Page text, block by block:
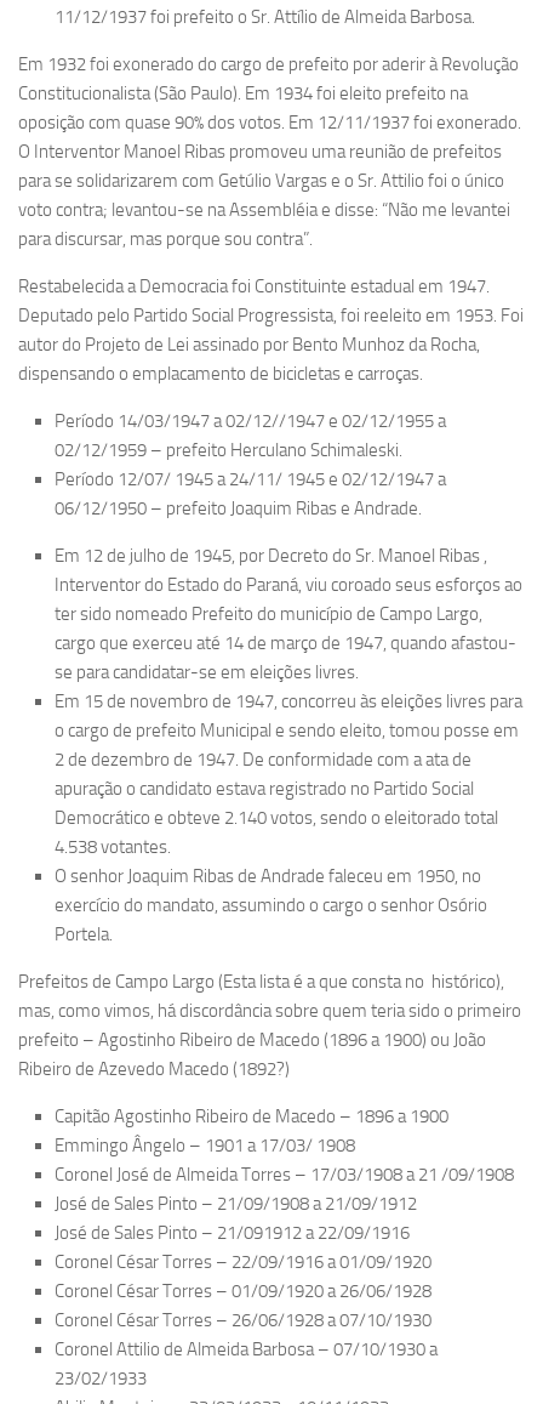
11/12/1937 foi prefeito o Sr. Attílio de Almeida Barbosa.
Em 1932 foi exonerado do cargo de prefeito por aderir à Revolução
Constitucionalista (São Paulo). Em 1934 foi eleito prefeito na
oposição com quase 90% dos votos. Em 12/11/1937 foi exonerado.
O Interventor Manoel Ribas promoveu uma reunião de prefeitos
para se solidarizarem com Getúlio Vargas e o Sr. Attilio foi o único
voto contra; levantou-se na Assembléia e disse: “Não me levantei
para discursar, mas porque sou contra”.
Restabelecida a Democracia foi Constituinte estadual em 1947.
Deputado pelo Partido Social Progressista, foi reeleito em 1953. Foi
autor do Projeto de Lei assinado por Bento Munhoz da Rocha,
dispensando o emplacamento de bicicletas e carroças.
Período 14/03/1947 a 02/12//1947 e 02/12/1955 a
02/12/1959 – prefeito Herculano Schimaleski.
Período 12/07/ 1945 a 24/11/ 1945 e 02/12/1947 a
06/12/1950 – prefeito Joaquim Ribas e Andrade.
Em 12 de julho de 1945, por Decreto do Sr. Manoel Ribas ,
Interventor do Estado do Paraná, viu coroado seus esforços ao
ter sido nomeado Prefeito do município de Campo Largo,
cargo que exerceu até 14 de março de 1947, quando afastou-
se para candidatar-se em eleições livres.
Em 15 de novembro de 1947, concorreu às eleições livres para
o cargo de prefeito Municipal e sendo eleito, tomou posse em
2 de dezembro de 1947. De conformidade com a ata de
apuração o candidato estava registrado no Partido Social
Democrático e obteve 2.140 votos, sendo o eleitorado total
4.538 votantes.
O senhor Joaquim Ribas de Andrade faleceu em 1950, no
exercício do mandato, assumindo o cargo o senhor Osório
Portela.
Prefeitos de Campo Largo (Esta lista é a que consta no histórico),
mas, como vimos, há discordância sobre quem teria sido o primeiro
prefeito – Agostinho Ribeiro de Macedo (1896 a 1900) ou João
Ribeiro de Azevedo Macedo (1892?)
Capitão Agostinho Ribeiro de Macedo – 1896 a 1900
Emmingo Ângelo – 1901 a 17/03/ 1908
Coronel José de Almeida Torres – 17/03/1908 a 21 /09/1908
José de Sales Pinto – 21/09/1908 a 21/09/1912
José de Sales Pinto – 21/091912 a 22/09/1916
Coronel César Torres – 22/09/1916 a 01/09/1920
Coronel César Torres – 01/09/1920 a 26/06/1928
Coronel César Torres – 26/06/1928 a 07/10/1930
Coronel Attilio de Almeida Barbosa – 07/10/1930 a
23/02/1933